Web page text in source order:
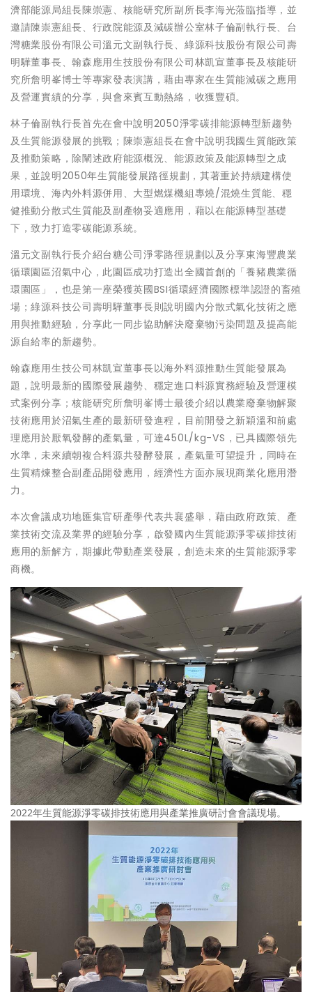
濟部能源局組長陳崇憲、核能研究所副所長李海光蒞臨指導，並
邀請陳崇憲組長、行政院能源及減碳辦公室林子倫副執行長、台
灣糖業股份有限公司溫元文副執行長、綠源科技股份有限公司壽
明驊董事長、翰森應用生技股份有限公司林凱宣董事長及核能研
究所詹明峯博士等專家發表演講，藉由專家在生質能減碳之應用
及營運實績的分享，與會來賓互動熱絡，收獲豐碩。
林子倫副執行長首先在會中說明2050淨零碳排能源轉型新趨勢
及生質能源發展的挑戰；陳崇憲組長在會中說明我國生質能政策
及推動策略，除闡述政府能源概況、能源政策及能源轉型之成
果，並說明2050年生質能發展路徑規劃，其著重於持續建構使
用環境、海內外料源併用、大型燃煤機組專燒/混燒生質能、穩
健推動分散式生質能及副產物妥適應用，藉以在能源轉型基礎
下，致力打造零碳能源系統。
溫元文副執行長介紹台糖公司淨零路徑規劃以及分享東海豐農業
循環園區沼氣中心，此園區成功打造出全國首創的「養豬農業循
環園區」，也是第一座榮獲英國BSI循環經濟國際標準認證的畜殖
場；綠源科技公司壽明驊董事長則說明國內分散式氣化技術之應
用與推動經驗，分享此一同步協助解決廢棄物污染問題及提高能
源自給率的新趨勢。
翰森應用生技公司林凱宣董事長以海外料源推動生質能發展為
題，說明最新的國際發展趨勢、穩定進口料源實務經驗及營運模
式案例分享；核能研究所詹明峯博士最後介紹以農業廢棄物解聚
技術應用於沼氣生產的最新研發進程，目前開發之新穎溫和前處
理應用於厭氧發酵的產氣量，可達450L/kg-VS，已具國際領先
水準，未來續朝複合料源共發酵發展，產氣量可望提升，同時在
生質精煉整合副產品開發應用，經濟性方面亦展現商業化應用潛
力。
本次會議成功地匯集官研產學代表共襄盛舉，藉由政府政策、產
業技術交流及業界的經驗分享，啟發國內生質能源淨零碳排技術
應用的新解方，期據此帶動產業發展，創造未來的生質能源淨零
商機。
2022年生質能源淨零碳排技術應用與產業推廣研討會會議現場。